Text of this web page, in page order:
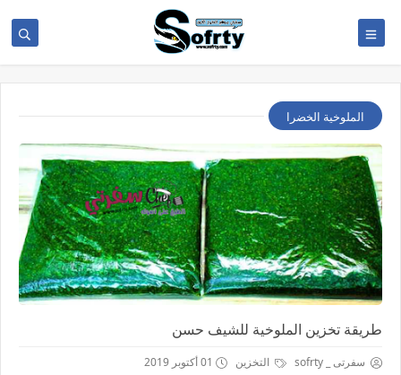
الملوخية الخضرا
طريقة تخزين الملوخية للشيف حسن
سفرتى _ sofrty التخزين
01 أكتوبر 2019